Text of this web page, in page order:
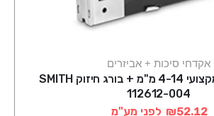
אקדחי סיכות + אביזרים
אקדח סיכות מקצועי 4-14 מ"מ + בורג חיזוק SMITH
112612-004
₪52.12 לפני מע"מ